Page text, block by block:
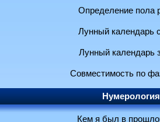
Определение пола
Лунный календарь
Лунный календарь
Совместимость по
Нумерология
Кем я был в